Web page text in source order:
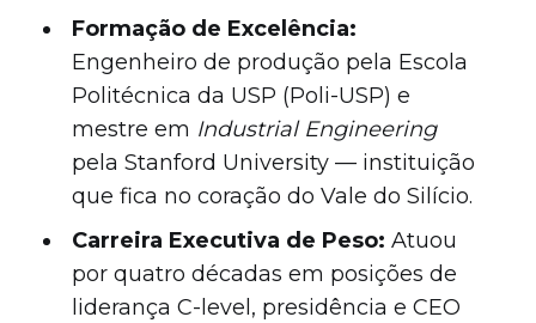
Formação de Excelência:
Engenheiro de produção pela Escola
Politécnica da USP (Poli-USP) e
mestre em Industrial Engineering
pela Stanford University — instituição
que fica no coração do Vale do Silício.
Carreira Executiva de Peso: Atuou
por quatro décadas em posições de
liderança C-level, presidência e CEO